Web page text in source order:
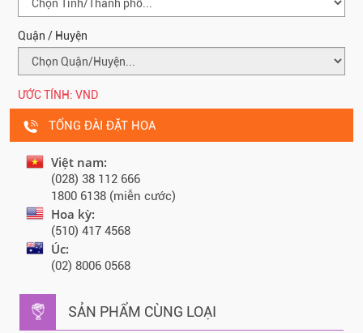
Quận / Huyện
ƯỚC TÍNH: VND
TỔNG ĐÀI ĐẶT HOA
Việt nam:
(028) 38 112 666
1800 6138 (miễn cước)
Hoa kỳ:
(510) 417 4568
Úc:
(02) 8006 0568
SẢN PHẨM CÙNG LOẠI